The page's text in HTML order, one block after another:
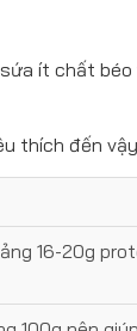
ít chất béo
thích đến
16-20g